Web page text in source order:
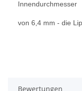
Innendurchmesser
von 6,4 mm - die
Bewertungen